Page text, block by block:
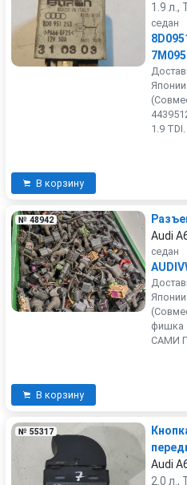
1.9 л.,
седан
1.9 TDI.
В корзину
№ 48942
Audi
седан
фишка
САМИ
В корзину
№ 55317
Audi
2.0 л.,